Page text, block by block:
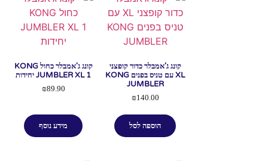
קונג ג'אמבלר כדור קופצני
XL עם טניס בפנים KONG
JUMBLER
₪140.00
הוספה לסל
קונג ג'אמבלר כחול KONG
JUMBLER XL 1 יחידות
₪89.90
מידע נוסף